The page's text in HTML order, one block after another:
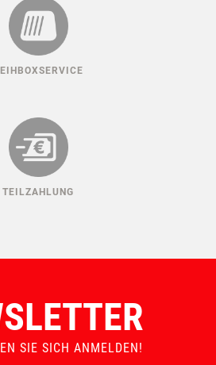
TEILZAHLUNG
SIE SICH ANMELDEN!